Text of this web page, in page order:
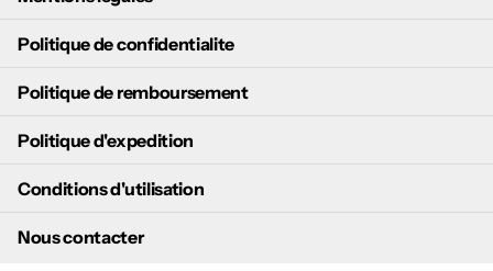
Politique de confidentialite
Politique de remboursement
Politique d'expedition
Conditions d'utilisation
Nous contacter